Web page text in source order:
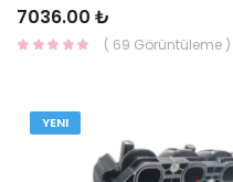
7036.00 ₺
( 69 Görüntüleme )
YENI